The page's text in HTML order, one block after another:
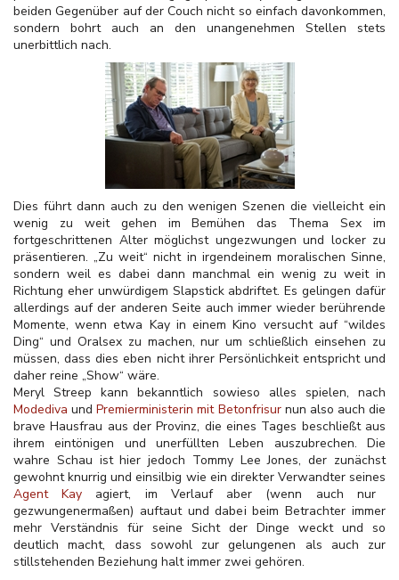
beiden Gegenüber auf der Couch nicht so einfach davonkommen,
sondern bohrt auch an den unangenehmen Stellen stets
unerbittlich nach.
Dies führt dann auch zu den wenigen Szenen die vielleicht ein
wenig zu weit gehen im Bemühen das Thema Sex im
fortgeschrittenen Alter möglichst ungezwungen und locker zu
präsentieren. „Zu weit“ nicht in irgendeinem moralischen Sinne,
sondern weil es dabei dann manchmal ein wenig zu weit in
Richtung eher unwürdigem Slapstick abdriftet. Es gelingen dafür
allerdings auf der anderen Seite auch immer wieder berührende
Momente, wenn etwa Kay in einem Kino versucht auf “wildes
Ding“ und Oralsex zu machen, nur um schließlich einsehen zu
müssen, dass dies eben nicht ihrer Persönlichkeit entspricht und
daher reine „Show“ wäre.
Meryl Streep kann bekanntlich sowieso alles spielen, nach
Modediva undPremierministerin mit Betonfrisurnun also auch die
brave Hausfrau aus der Provinz, die eines Tages beschließt aus
ihrem eintönigen und unerfüllten Leben auszubrechen. Die
wahre Schau ist hier jedoch Tommy Lee Jones, der zunächst
gewohnt knurrig und einsilbig wie ein direkter Verwandter seines
Agent Kay agiert, im Verlauf aber (wenn auch nur
gezwungenermaßen) auftaut und dabei beim Betrachter immer
mehr Verständnis für seine Sicht der Dinge weckt und so
deutlich macht, dass sowohl zur gelungenen als auch zur
stillstehenden Beziehung halt immer zwei gehören.